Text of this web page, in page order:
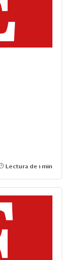
Lectura de 1 min